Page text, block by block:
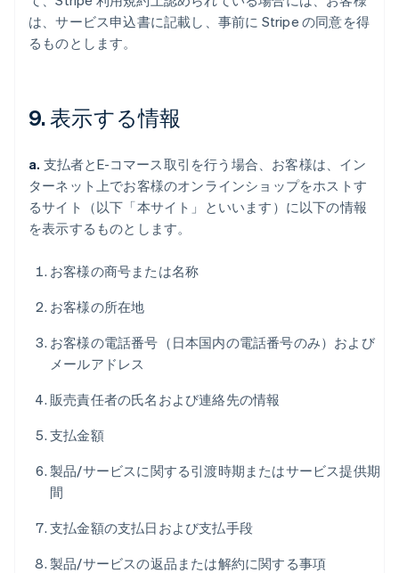
は、サービス申込書に記載し、事前に Stripe の同意を得
るものとします。
9. 表示する情報
a. 支払者とE-コマース取引を行う場合、お客様は、イン
ターネット上でお客様のオンラインショップをホストす
るサイト（以下「本サイト」といいます）に以下の情報
を表示するものとします。
お客様の商号または名称
お客様の所在地
お客様の電話番号（日本国内の電話番号のみ）および
メールアドレス
販売責任者の氏名および連絡先の情報
支払金額
製品/サービスに関する引渡時期またはサービス提供期
間
支払金額の支払日および支払手段
製品/サービスの返品または解約に関する事項